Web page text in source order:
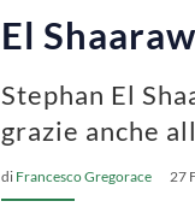
El
Stephan El
grazie anche
di Francesco Gregorace 27